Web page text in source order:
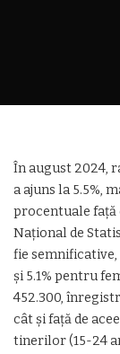
În august 2024,
a ajuns la 5.5%,
procentuale față
Național de
fie semnificative,
și 5.1% pentru
452.300,
cât și față de
tinerilor (15-24